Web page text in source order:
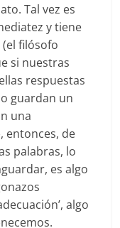
Tal vez es
y tiene
filósofo
si nuestras
respuestas
guardan un
una
entonces, de
palabras, lo
es algo
algo